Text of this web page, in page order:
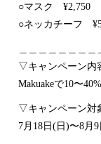
○マスク ¥2,750
○ネッカチーフ
▽キャンペーン内
Makuakeで10〜
▽キャンペーン対
7月18日(日)〜8月